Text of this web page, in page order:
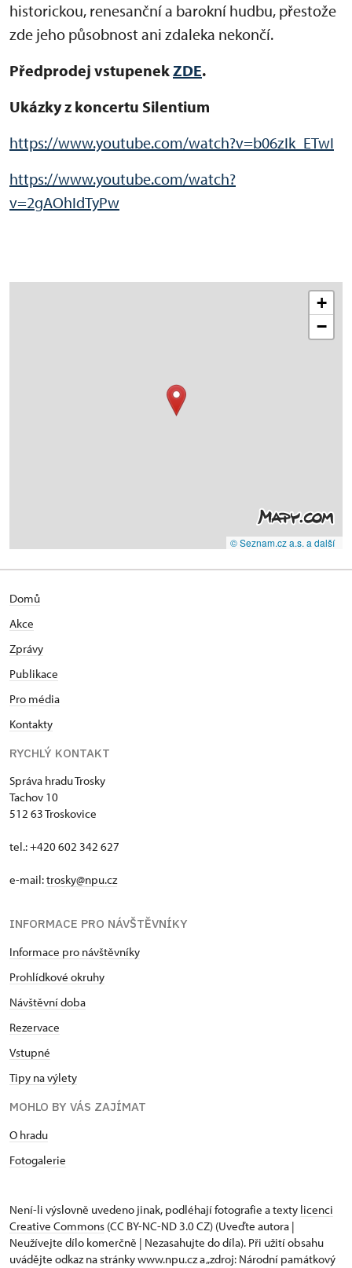
historickou, renesanční a barokní hudbu, přestože
zde jeho působnost ani zdaleka nekončí.
Předprodej vstupenekZDE.
Ukázky z koncertu Silentium
https://www.youtube.com/watch?v=b06zIk_ETwI
https://www.youtube.com/watch?
v=2gAOhIdTyPw
+
−
© Seznam.cz a.s. a další
Domů
Akce
Zprávy
Publikace
Pro média
Kontakty
RYCHLÝ KONTAKT
Správa hradu Trosky
Tachov 10
512 63 Troskovice
tel.: +420 602 342 627
e-mail:trosky@npu.cz
INFORMACE PRO NÁVŠTĚVNÍKY
Informace pro návštěvníky
Prohlídkové okruhy
Návštěvní doba
Rezervace
Vstupné
Tipy na výlety
MOHLO BY VÁS ZAJÍMAT
O hradu
Fotogalerie
Není-li výslovně uvedeno jinak, podléhají fotografie a texty licenci
Creative Commons (CC BY-NC-ND 3.0 CZ) (Uveďte autora |
Neužívejte dílo komerčně | Nezasahujte do díla). Při užití obsahu
uvádějte odkaz na stránky www.npu.cz a „zdroj: Národní památkový